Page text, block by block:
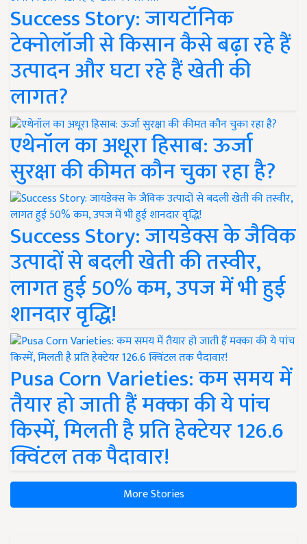
Success Story: जायटॉनिक
टेक्नोलॉजी से किसान कैसे बढ़ा रहे हैं
उत्पादन और घटा रहे हैं खेती की
लागत?
एथेनॉल का अधूरा हिसाब: ऊर्जा
सुरक्षा की कीमत कौन चुका रहा है?
Success Story: जायडेक्स के जैविक
उत्पादों से बदली खेती की तस्वीर,
लागत हुई 50% कम, उपज में भी हुई
शानदार वृद्धि!
Pusa Corn Varieties: कम समय में
तैयार हो जाती हैं मक्का की ये पांच
किस्में, मिलती है प्रति हेक्टेयर 126.6
क्विंटल तक पैदावार!
More Stories